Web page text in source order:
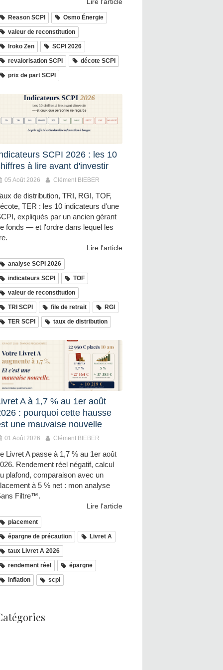
Reason SCPI Osmo Énergie
valeur de reconstitution
Iroko Zen SCPI 2026
revalorisation SCPI décote SCPI
prix de part SCPI
SCPI 2026 : les 10
à lire avant d'investir
05 Août 2026 Clément BIEBER
de distribution, TRI, RGI, TOF,
TER : les 10 indicateurs d'une
expliqués par un ancien gérant
fonds — et l'ordre dans lequel les
Lire l'article
analyse SCPI 2026
indicateurs SCPI TOF
valeur de reconstitution
TRI SCPI file de retrait RGI
TER SCPI taux de distribution
A à 1,7 % au 1er août
: pourquoi cette hausse
une mauvaise nouvelle
01 Août 2026 Clément BIEBER
Livret A passe à 1,7 % au 1er août
Rendement réel négatif, calcul
plafond, comparaison avec un
à 5 % net : mon analyse
Filtre™.
Lire l'article
placement
épargne de précaution Livret A
taux Livret A 2026
rendement réel épargne
inflation scpi